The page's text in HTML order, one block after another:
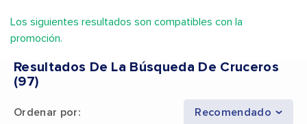
Los siguientes resultados son compatibles con la
promoción.
Resultados De La Búsqueda De Cruceros
(97)
Ordenar por: Recomendado